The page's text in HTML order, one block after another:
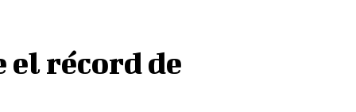
el récord de